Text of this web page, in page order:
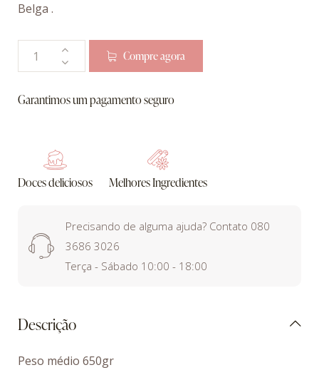
Belga .
Compre agora
Garantimos um pagamento seguro
Doces deliciosos Melhores Ingredientes
Precisando de alguma ajuda? Contato 080
3686 3026
Terça - Sábado 10:00 - 18:00
Descrição
Peso médio 650gr